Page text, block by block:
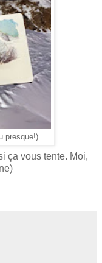
presque!)
ça vous tente. Moi,